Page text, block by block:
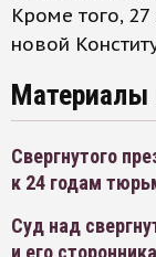
Кроме того, 27
новой
Материалы
Свергнутого
к 24 годам
Суд над
и его